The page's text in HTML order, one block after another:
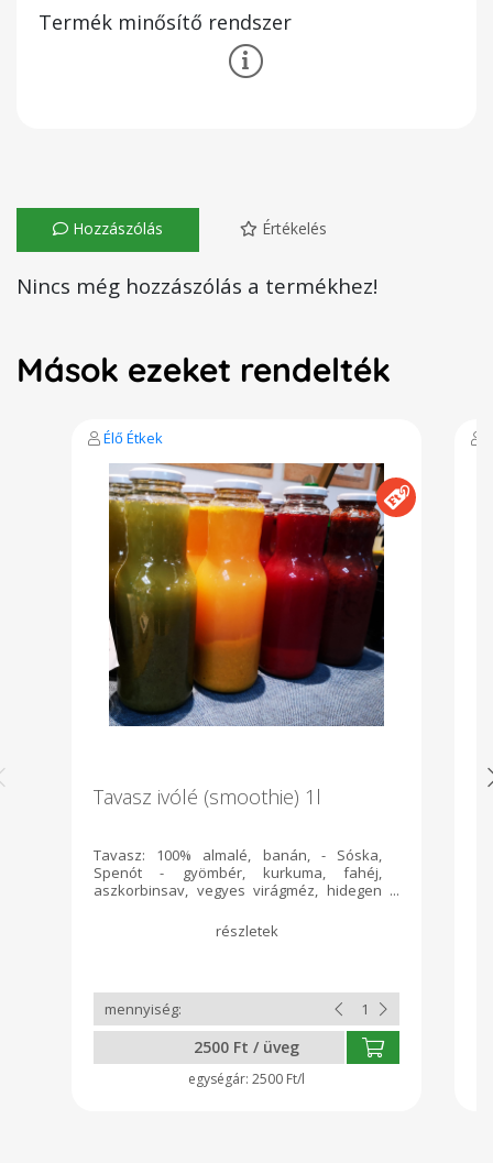
Termék minősítő rendszer
Hozzászólás Értékelés
Nincs még hozzászólás a termékhez!
Mások ezeket rendelték
Élő Étkek
Tavasz ivólé (smoothie) 1l
Tavasz: 100% almalé, banán, - Sóska,
Spenót - gyömbér, kurkuma, fahéj,
aszkorbinsav, vegyes virágméz, hidegen
2500 Ft / üveg
2500 Ft/l